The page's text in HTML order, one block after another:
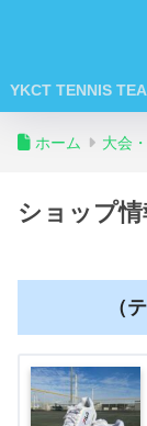
YKCT TENNIS
ホーム 大会
ショップ情
（